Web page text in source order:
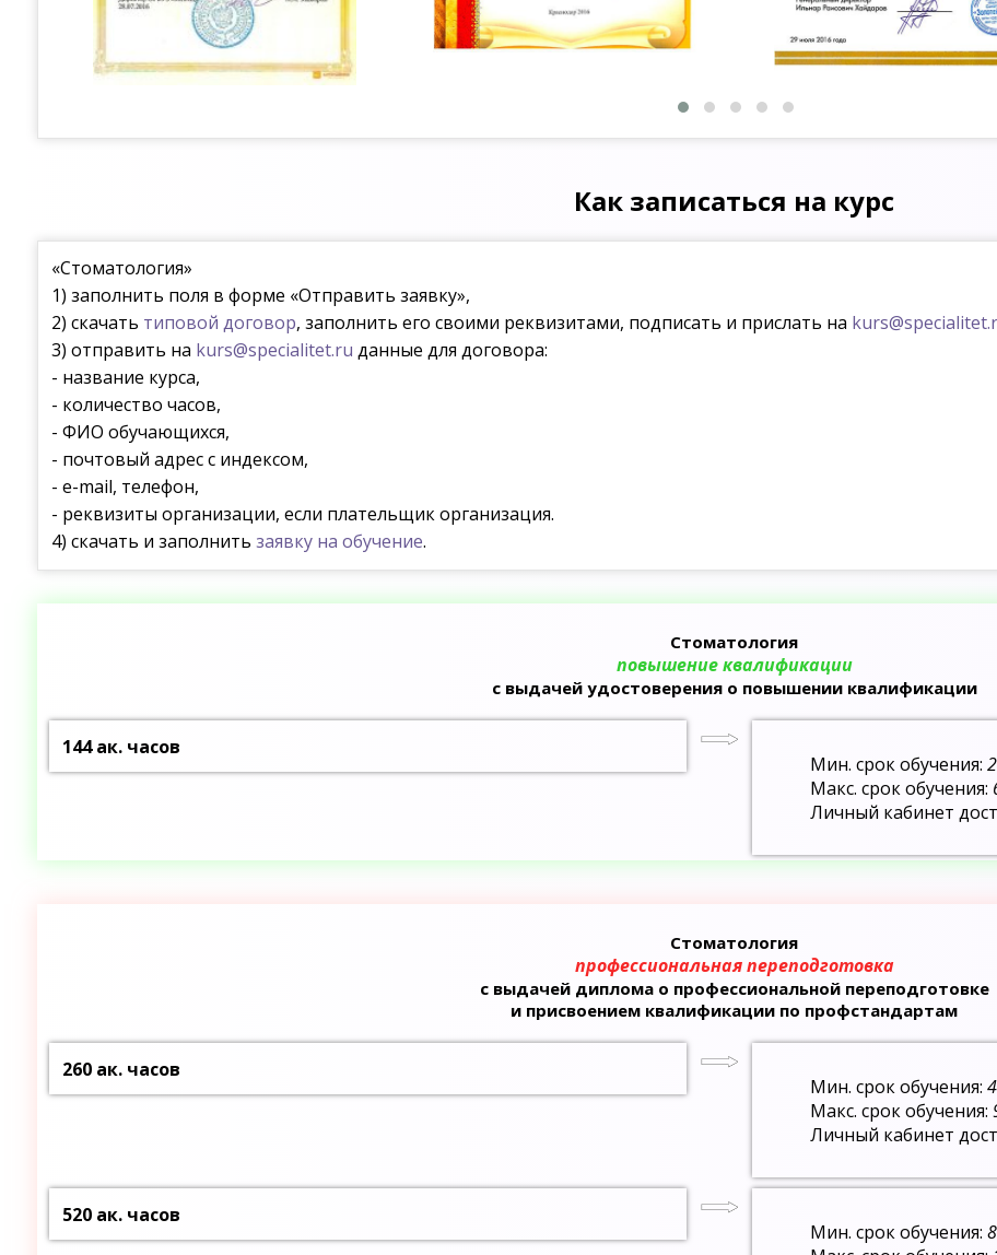
Как записаться на курс
«Стоматология»
1) заполнить поля в форме «Отправить заявку»,
2) скачать типовой договор, заполнить его своими реквизитами, подписать и прислать на
3) отправить на kurs@specialitet.ru данные для договора:
- название курса,
- количество часов,
- ФИО обучающихся,
- почтовый адрес с индексом,
- e-mail, телефон,
- реквизиты организации, если плательщик организация.
4) скачать и заполнитьзаявку на обучение.
Стоматология
повышение квалификации
с выдачей удостоверения о повышении квалификации
144 ак. часов
Мин. срок обучения:
Макс. срок обучения:
Личный кабинет
Стоматология
профессиональная переподготовка
с выдачей диплома о профессиональной переподготовке
и присвоением квалификации по профстандартам
260 ак. часов
Мин. срок обучения:
Макс. срок обучения:
Личный кабинет
520 ак. часов
Мин. срок обучения: